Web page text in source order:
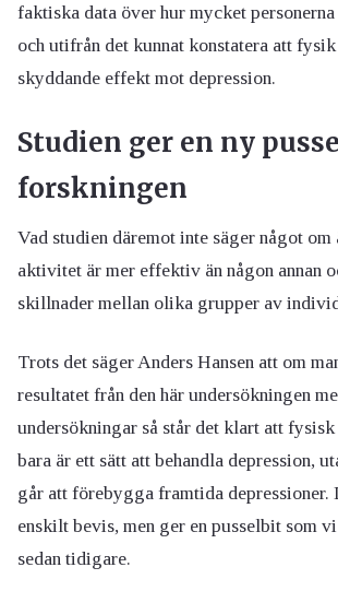
faktiska data över hur mycket
och utifrån det kunnat konstatera att
skyddande effekt mot depression.
Studien ger en ny
forskningen
Vad studien däremot inte säger något om
aktivitet är mer effektiv än någon annan
skillnader mellan olika grupper av
Trots det säger Anders Hansen att om
resultatet från den här undersökningen
undersökningar så står det klart att
bara är ett sätt att behandla depression,
går att förebygga framtida depressioner.
enskilt bevis, men ger en pusselbit som
sedan tidigare.